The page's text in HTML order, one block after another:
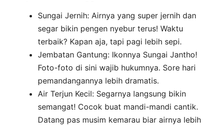
Sungai Jernih: Airnya yang super jernih dan
segar bikin pengen nyebur terus! Waktu
terbaik? Kapan aja, tapi pagi lebih sepi.
Jembatan Gantung: Ikonnya Sungai Jantho!
Foto-foto di sini wajib hukumnya. Sore hari
pemandangannya lebih dramatis.
Air Terjun Kecil: Segarnya langsung bikin
semangat! Cocok buat mandi-mandi cantik.
Datang pas musim kemarau biar airnya lebih